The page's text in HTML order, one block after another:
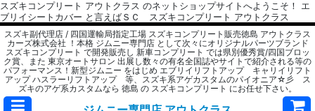
スズキコンプリート アウトクラス のネットショップサイトへようこそ！ エ
ブリイシートカバー と言えばＳＣ スズキコンプリート アウトクラス
スズキ副代理店 / 四国運輸局指定工場 スズキコンプリート販売徳島 アウトクラス
カーズ株式会社 ！本格 ジムニー専門店 として次々にオリジナルパーツブランド
スズキコンプリート で開発販売し 新車コンプリート では県別優秀賞/四国ブロッ
ク賞、また 東京オートサロン 出展し数々の有名全国誌やサイトで紹介される等の
パフォーマンス！新型ジムニー をはじめ エブリイリフトアップ キャリイリフト
アップ ハスラーリフトアップ 等、スズキ系アゲカスタムのパイオニア☆彡 ス
ズキのアゲ系カスタムなら 徳島 の スズキコンプリート にお任せ下さい。